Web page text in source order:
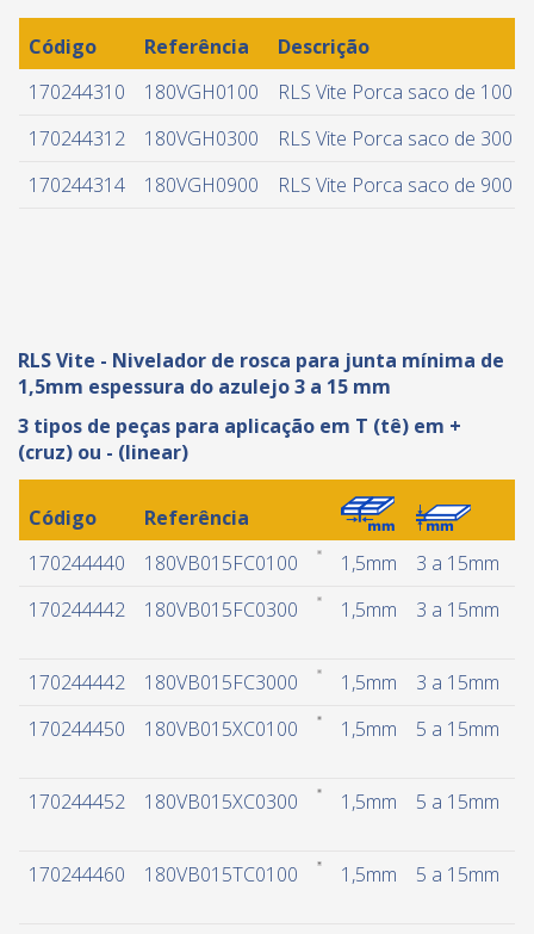
Código Referência
Descrição
170244310
180VGH0100 RLS Vite Porca saco de 100
170244312
180VGH0300 RLS Vite Porca saco de 300
170244314
180VGH0900 RLS Vite Porca saco de 900
RLS Vite - Nivelador de rosca para junta mínima de
1,5mm espessura do azulejo 3 a 15 mm
3 tipos de peças para aplicação em T (tê) em +
(cruz) ou - (linear)
Código
Referência
170244440
180VB015FC0100 1,5mm 3 a 15mm
170244442
180VB015FC0300 1,5mm 3 a 15mm
170244442 180VB015FC3000 1,5mm 3 a 15mm
170244450
180VB015XC0100 1,5mm 5 a 15mm
170244452 180VB015XC0300 1,5mm 5 a 15mm
170244460 180VB015TC0100 1,5mm 5 a 15mm